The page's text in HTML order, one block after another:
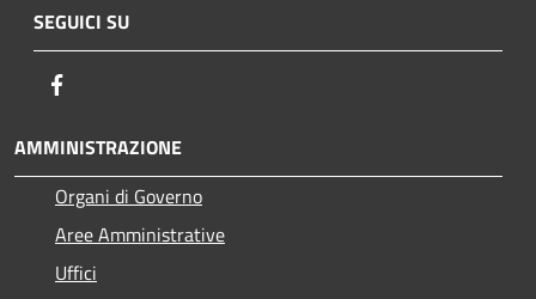
SEGUICI SU
AMMINISTRAZIONE
Organi di Governo
Aree Amministrative
Uffici